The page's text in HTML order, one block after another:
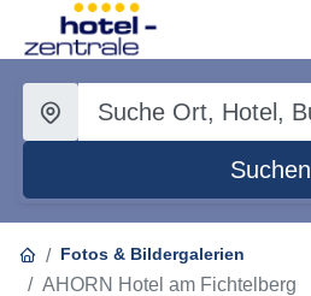
Suchen
Fotos & Bildergalerien
AHORN Hotel am Fichtelberg